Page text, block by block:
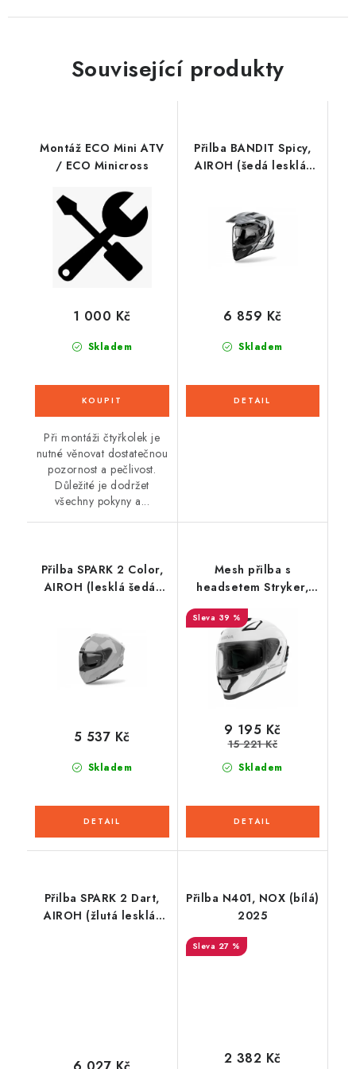
Související produkty
Montáž ECO Mini ATV
/ ECO Minicross
Skladem
1 000 Kč
Při montáži čtyřkolek je
nutné věnovat dostatečnou
pozornost a pečlivost.
Důležité je dodržet
všechny pokyny a...
Přilba BANDIT Spicy,
AIROH (šedá lesklá)
Skladem
6 859 Kč
Přilba SPARK 2 Color,
AIROH (lesklá šedá)
Skladem
5 537 Kč
Mesh přilba s
headsetem Stryker,
39 %
Skladem
9 195 Kč
15 221 Kč
Přilba SPARK 2 Dart,
AIROH (žlutá lesklá)
Přilba N401, NOX (bílá)
2025
27 %
2 382 Kč